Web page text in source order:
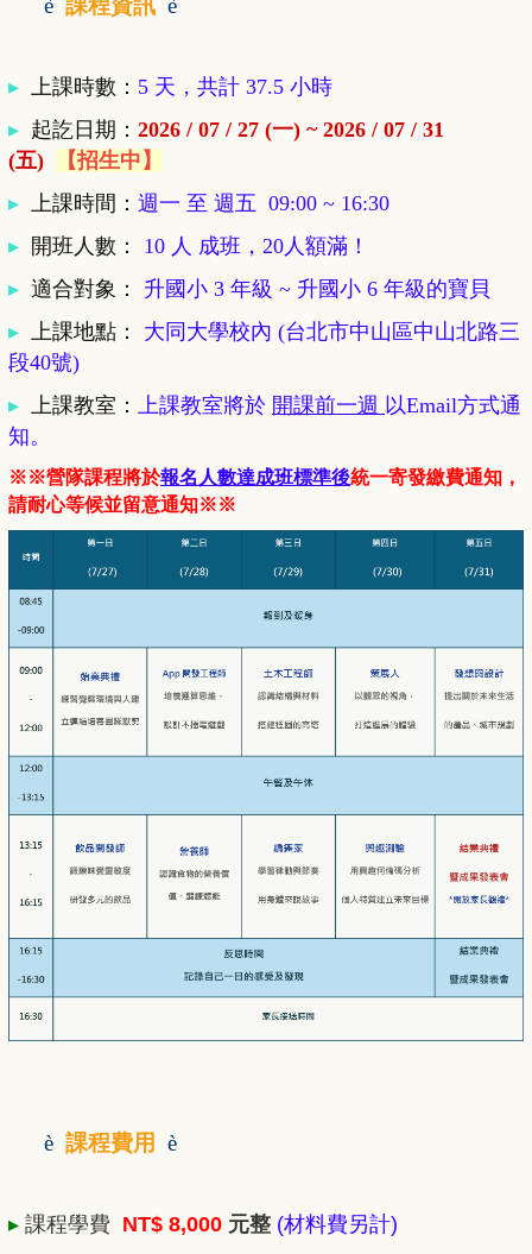
è 課程資訊 è
▸ 上課時數： 5 天，共計 37.5 小時
▸ 起訖日期： 2026 / 07 / 27 (一) ~ 2026 / 07 / 31
(五)
【招生中】
▸ 上課時間： 週一 至 週五 09:00 ~ 16:30
▸ 開班人數 ：
10 人 成班，20人額滿！
▸ 適合對象 ：
升國小 3 年級 ~ 升國小 6 年級的寶貝
▸ 上課地點 ：
大同大學校內 (台北市中山區中山北路三
段40號)
▸ 上課教室 ： 上課教室將於 開課前一週 以Email方式通
知。
※※營隊課程將於報名人數達成班標準後統一寄發繳費通知，
請耐心等候並留意通知※※
è 課程費用 è
▸ 課程學費 NT$ 8,000 元整 (材料費另計)